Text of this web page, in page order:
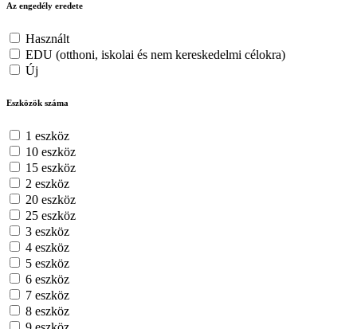
Az engedély eredete
Használt
EDU (otthoni, iskolai és nem kereskedelmi célokra)
Új
Eszközök száma
1 eszköz
10 eszköz
15 eszköz
2 eszköz
20 eszköz
25 eszköz
3 eszköz
4 eszköz
5 eszköz
6 eszköz
7 eszköz
8 eszköz